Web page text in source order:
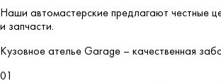
Наши автомастерские предлагают честные
и запчасти.
Кузовное ателье Garage – качественная
01